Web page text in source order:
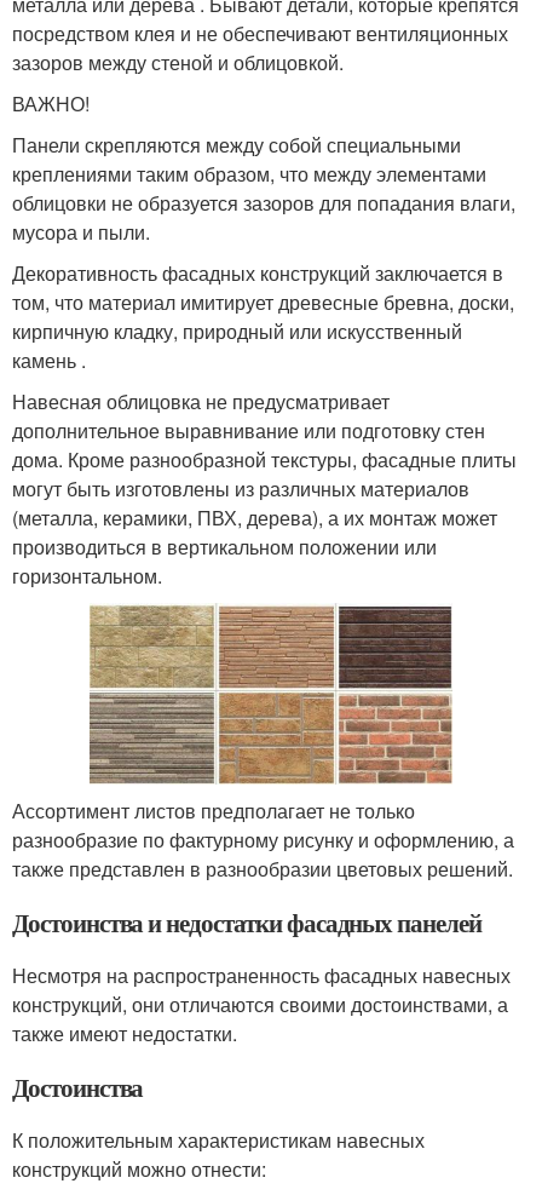
посредством клея и не обеспечивают вентиляционных
зазоров между стеной и облицовкой.
ВАЖНО!
Панели скрепляются между собой специальными
креплениями таким образом, что между элементами
облицовки не образуется зазоров для попадания влаги,
мусора и пыли.
Декоративность фасадных конструкций заключается в
том, что материал имитирует древесные бревна, доски,
кирпичную кладку, природный или искусственный
камень .
Навесная облицовка не предусматривает
дополнительное выравнивание или подготовку стен
дома. Кроме разнообразной текстуры, фасадные плиты
могут быть изготовлены из различных материалов
(металла, керамики, ПВХ, дерева), а их монтаж может
производиться в вертикальном положении или
горизонтальном.
Ассортимент листов предполагает не только
разнообразие по фактурному рисунку и оформлению, а
также представлен в разнообразии цветовых решений.
Достоинства и недостатки фасадных панелей
Несмотря на распространенность фасадных навесных
конструкций, они отличаются своими достоинствами, а
также имеют недостатки.
Достоинства
К положительным характеристикам навесных
конструкций можно отнести: